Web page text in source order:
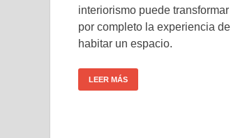
interiorismo puede transformar
por completo la experiencia de
habitar un espacio.
LEER MÁS